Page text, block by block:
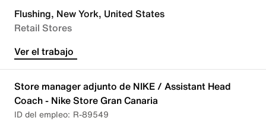
Flushing, New York, United States
Retail Stores
Ver el trabajo
Store manager adjunto de NIKE / Assistant Head
Coach - Nike Store Gran Canaria
R-89549